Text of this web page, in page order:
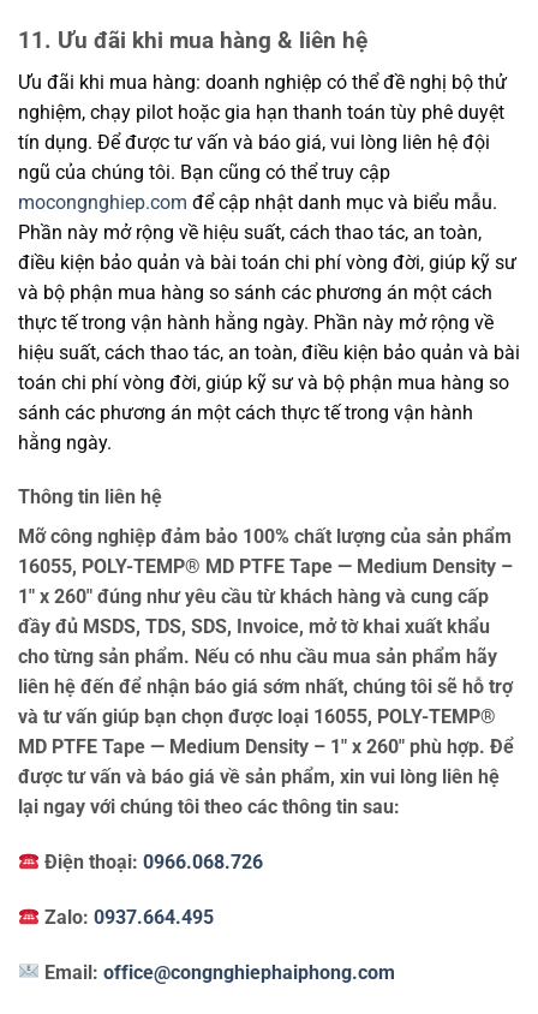
11. Ưu đãi khi mua hàng & liên hệ
Ưu đãi khi mua hàng: doanh nghiệp có thể đề nghị bộ thử
nghiệm, chạy pilot hoặc gia hạn thanh toán tùy phê duyệt
tín dụng. Để được tư vấn và báo giá, vui lòng liên hệ đội
ngũ của chúng tôi. Bạn cũng có thể truy cập
mocongnghiep.com để cập nhật danh mục và biểu mẫu.
Phần này mở rộng về hiệu suất, cách thao tác, an toàn,
điều kiện bảo quản và bài toán chi phí vòng đời, giúp kỹ sư
và bộ phận mua hàng so sánh các phương án một cách
thực tế trong vận hành hằng ngày. Phần này mở rộng về
hiệu suất, cách thao tác, an toàn, điều kiện bảo quản và bài
toán chi phí vòng đời, giúp kỹ sư và bộ phận mua hàng so
sánh các phương án một cách thực tế trong vận hành
hằng ngày.
Thông tin liên hệ
Mỡ công nghiệp đảm bảo 100% chất lượng của sản phẩm
16055, POLY-TEMP® MD PTFE Tape — Medium Density –
1″ x 260″ đúng như yêu cầu từ khách hàng và cung cấp
đầy đủ MSDS, TDS, SDS, Invoice, mở tờ khai xuất khẩu
cho từng sản phẩm. Nếu có nhu cầu mua sản phẩm hãy
liên hệ đến để nhận báo giá sớm nhất, chúng tôi sẽ hỗ trợ
và tư vấn giúp bạn chọn được loại 16055, POLY-TEMP®
MD PTFE Tape — Medium Density – 1″ x 260″ phù hợp. Để
được tư vấn và báo giá về sản phẩm, xin vui lòng liên hệ
lại ngay với chúng tôi theo các thông tin sau:
Điện thoại:0966.068.726
Zalo:0937.664.495
Email:office@congnghiephaiphong.com